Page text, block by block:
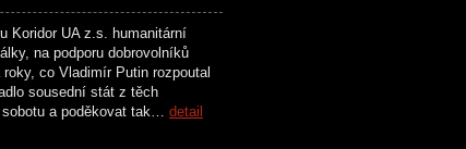
Koridor UA z.s. humanitární
na podporu dobrovolníků
co Vladimír Putin rozpoutal
sousední stát z těch
a poděkovat tak… detail